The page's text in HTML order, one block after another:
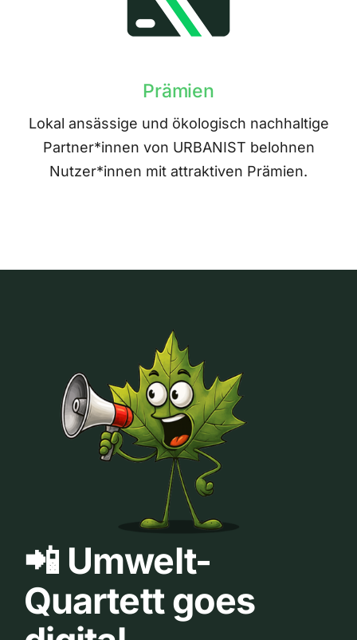
Prämien
Lokal ansässige und ökologisch nachhaltige
Partner*innen von URBANIST belohnen
Nutzer*innen mit attraktiven Prämien.
📲 Umwelt-
Quartett goes